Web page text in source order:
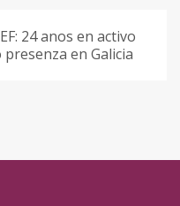
24 anos en activo
en Galicia